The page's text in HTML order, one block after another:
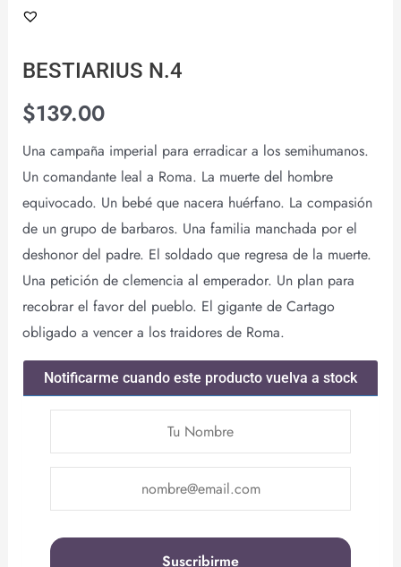
BESTIARIUS N.4
$139.00
Una campaña imperial para erradicar a los semihumanos.
Un comandante leal a Roma. La muerte del hombre
equivocado. Un bebé que nacera huérfano. La compasión
de un grupo de barbaros. Una familia manchada por el
deshonor del padre. El soldado que regresa de la muerte.
Una petición de clemencia al emperador. Un plan para
recobrar el favor del pueblo. El gigante de Cartago
obligado a vencer a los traidores de Roma.
Notificarme cuando este producto vuelva a stock